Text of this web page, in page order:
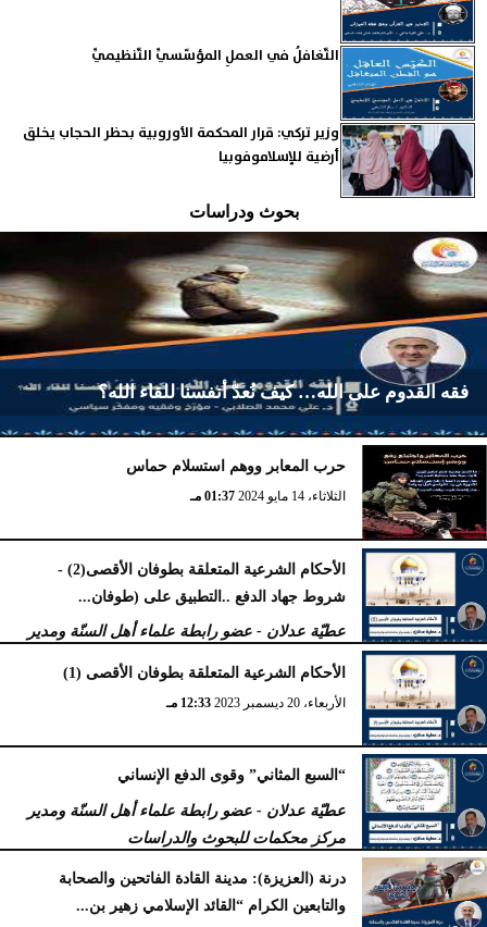
التّغافلُ في العملِ المؤسّسيِّ التّنظيميِّ
وزير تركي: قرار المحكمة الأوروبية بحظر الحجاب يخلق
أرضية للإسلاموفوبيا
بحوث ودراسات
فقه القدوم على الله… كيف نُعدّ أنفسنا للقاء الله؟
الأربعاء، 2 أكتوبر 2024 02:23 مـ
حرب المعابر ووهم استسلام حماس
الثلاثاء، 14 مايو 2024 01:37 مـ
الأحكام الشرعية المتعلقة بطوفان الأقصى(2) -
شروط جهاد الدفع ..التطبيق على (طوفان...
عطيّة عدلان - عضو رابطة علماء أهل السنّة ومدير
مركز محكمات للبحوث والدراسات
الجمعة، 5 يناير 2024
الأحكام الشرعية المتعلقة بطوفان الأقصى (1)
الأربعاء، 20 ديسمبر 2023 12:33 مـ
“السبع المثاني” وقوى الدفع الإنساني
عطيّة عدلان - عضو رابطة علماء أهل السنّة ومدير
مركز محكمات للبحوث والدراسات
الجمعة، 29 سبتمبر 2023
درنة (العزيزة): مدينة القادة الفاتحين والصحابة
والتابعين الكرام “القائد الإسلامي زهير بن...